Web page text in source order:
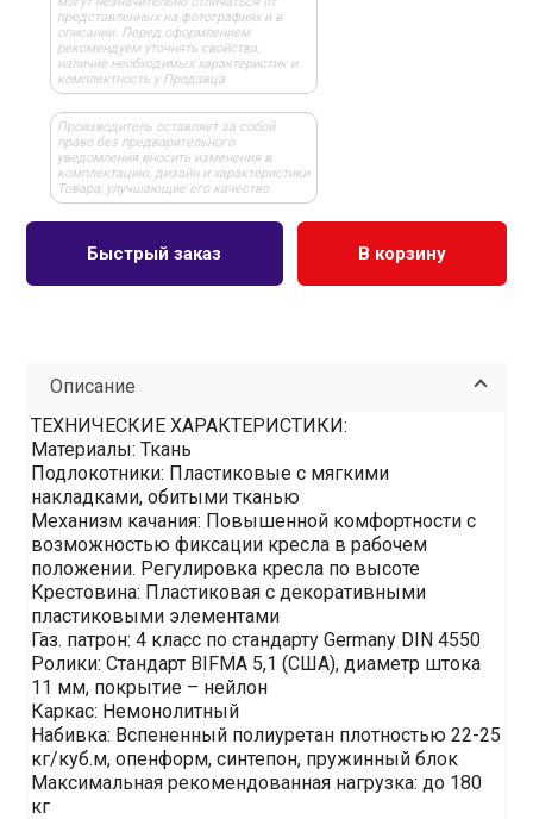
представленных на фотографиях и в
описании. Перед оформлением
рекомендуем уточнять свойства,
наличие необходимых характеристик и
комплектность у Продавца
Производитель оставляет за собой
право без предварительного
уведомления вносить изменения в
комплектацию, дизайн и характеристики
Товара, улучшающие его качество
В корзину
Быстрый заказ
Описание
ТЕХНИЧЕСКИЕ ХАРАКТЕРИСТИКИ:
Материалы: Ткань
Подлокотники: Пластиковые с мягкими
накладками, обитыми тканью
Механизм качания: Повышенной комфортности с
возможностью фиксации кресла в рабочем
положении. Регулировка кресла по высоте
Крестовина: Пластиковая с декоративными
пластиковыми элементами
Газ. патрон: 4 класс по стандарту Germany DIN 4550
Ролики: Стандарт BIFMA 5,1 (США), диаметр штока
11 мм, покрытие – нейлон
Каркас: Немонолитный
Набивка: Вспененный полиуретан плотностью 22-25
кг/куб.м, опенформ, синтепон, пружинный блок
Максимальная рекомендованная нагрузка: до 180
кг